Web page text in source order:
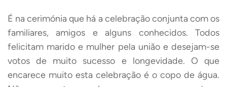
É na cerimónia que há a celebração conjunta com os
familiares, amigos e alguns conhecidos. Todos
felicitam marido e mulher pela união e desejam-se
votos de muito sucesso e longevidade. O que
encarece muito esta celebração é o copo de água.